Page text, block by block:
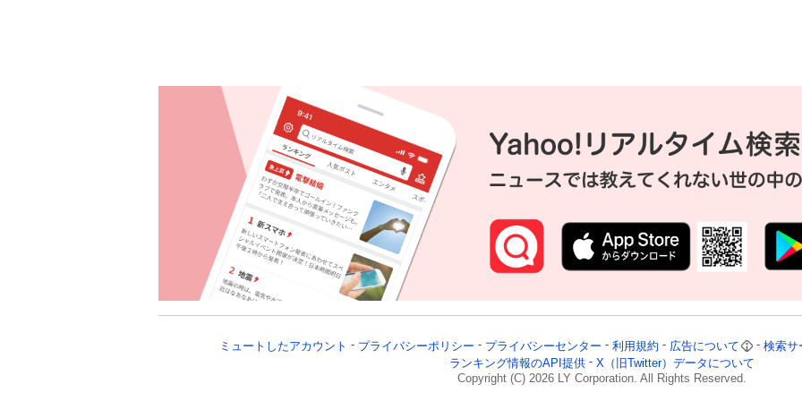
ミュートしたアカウント プライバシーポリシー プライバシーセンター 利用規約 広告について
検索サ
ランキング情報のAPI提供
X（旧Twitter）データについて
Copyright (C) 2026LY Corporation. All Rights Reserved.